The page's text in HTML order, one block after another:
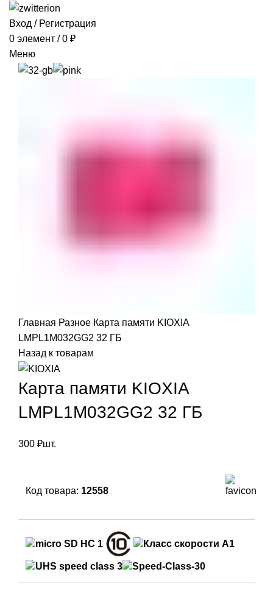
Вход / Регистрация
0 элемент / 0 ₽
Меню
Главная Разное Карта памяти KIOXIA
LMPL1M032GG2 32 ГБ
Назад к товарам
Карта памяти KIOXIA
LMPL1M032GG2 32 ГБ
300 ₽шт.
Код товара: 12558